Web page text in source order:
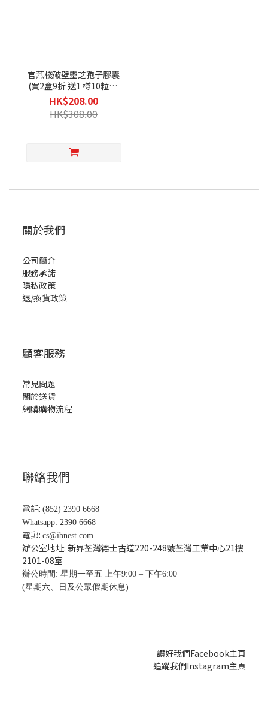
官燕棧破壁靈芝孢子膠囊
(買2盒9折 送1 樽10粒裝;
買4盒85折 送2樽10粒裝;
買6盒8折 送4樽10粒裝)
HK$208.00
HK$308.00
關於我們
公司簡介
服務承諾
隱私政策
退/換貨政策
顧客服務
常見問題
關於送貨
網購購物流程
聯絡我們
電話: (852) 2390 6668
Whatsapp: 2390 6668
電郵: cs@ibnest.com
辦公室地址: 新界荃灣德士古道220-248號荃灣工業中心21樓
2101-08室
辦公時間: 星期一至五 上午9:00 – 下午6:00
(星期六、日及公眾假期休息)
讚好我們Facebook主頁
追蹤我們Instagram主頁